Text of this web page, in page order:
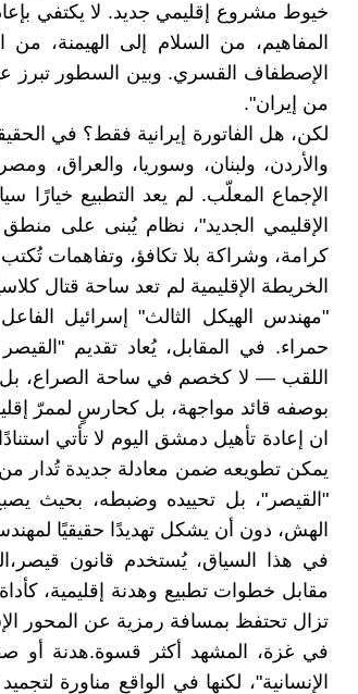
خيوط مشروع إقليمي جديد. لا يكتفي
المفاهيم، من السلام إلى الهيمنة،
الإصطفاف القسري. وبين السطور تبرز
من إيران".
لكن، هل الفاتورة إيرانية فقط؟ في
والأردن، ولبنان، وسوريا،
الإجماع المعلّب. لم يعد التطبيع خيارًا
الإقليمي الجديد"، نظام يُبنى على
كرامة، وشراكة بلا تكافؤ، وتفاهمات
الخريطة الإقليمية لم تعد ساحة قتال
"مهندس الهيكل الثالث" إسرائيل
حمراء. في المقابل، يُعاد تقديم
اللقب — لا كخصم في ساحة الصراع، بل
بوصفه قائد مواجهة، بل كحارسٍ لممرّ
ان إعادة تأهيل دمشق اليوم لا تأتي
يمكن تطويعه ضمن معادلة جديدة تُدار
"القيصر"، بل تحييده وضبطه، بحيث
الهش، دون أن يشكل تهديدًا حقيقيًا
في هذا السياق، يُستخدم قانون
مقابل خطوات تطبيع وهدنة إقليمية،
تزال تحتفظ بمسافة رمزية عن المحور
في غزة، المشهد أكثر قسوة.هدنة أو
الإنسانية"، لكنها في الواقع مناورة